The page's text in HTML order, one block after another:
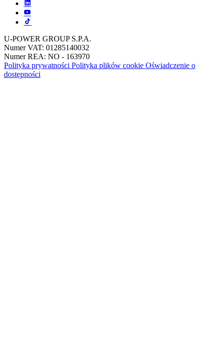
Polityka prywatności Polityka plików cookie Oświadczenie o
dostępności
U-POWER GROUP S.P.A.
Numer VAT: 01285140032
Numer REA: NO - 163970